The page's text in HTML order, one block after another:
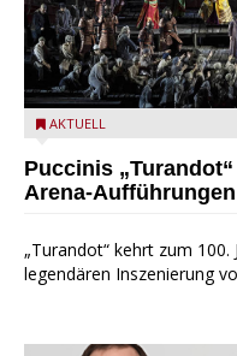
Turandot in der Arena
AKTUELL
Puccinis
Arena-
„Turandot“ kehrt zum
legendären Inszenierung